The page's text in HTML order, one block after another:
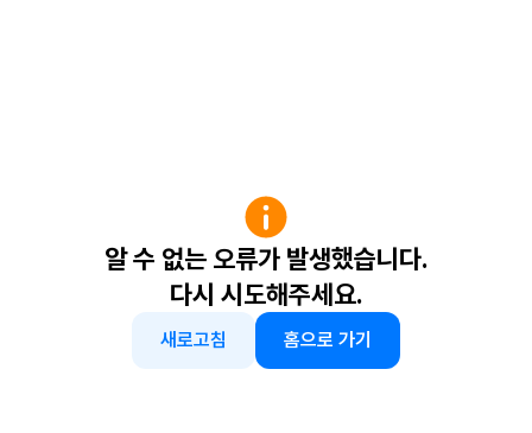
알 수 없는 오류가 발생했습니다.
다시 시도해주세요.
새로고침 홈으로 가기